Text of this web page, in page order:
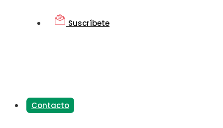
Suscríbete
Contacto